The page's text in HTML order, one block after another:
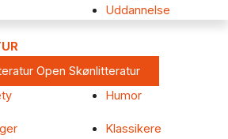
Uddannelse
Open Skønlitteratur
Humor
Klassikere